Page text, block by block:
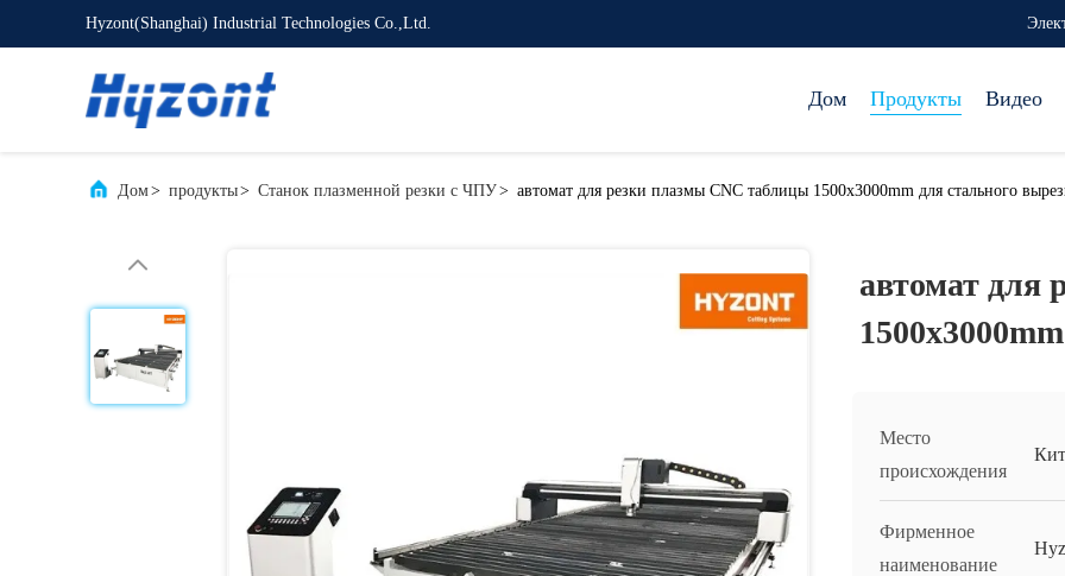
Hyzont(Shanghai) Industrial Technologies Co.,Ltd.
Дом Продукты Видео
Дом> продукты> Станок плазменной резки с ЧПУ> автомат для резки плазмы CNC таблицы 1500x3000mm для стального
автомат для
Место
происхождения
Фирменное
наименование